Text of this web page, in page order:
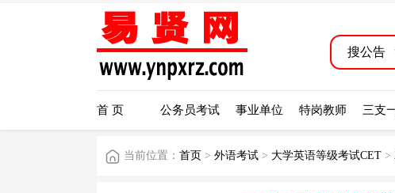
搜公告
首 页 公务员考试 事业单位 特岗教师 三支
当前位置： 首页 > 外语考试 > 大学英语等级考试CET >